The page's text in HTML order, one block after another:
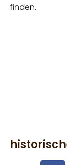
finden.